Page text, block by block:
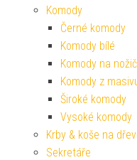
Komody
Černé komody
Komody bílé
Komody na
Komody z
Široké komody
Vysoké komody
Krby & koše na
Sekretáře